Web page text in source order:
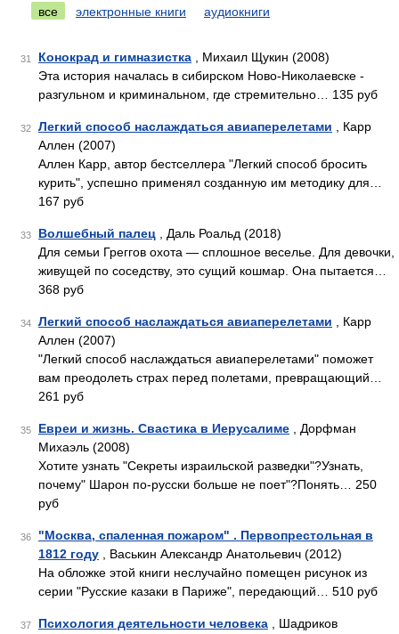
все
электронные книги аудиокниги
31 Конокрад и гимназистка , Михаил Щукин (2008)
Эта история началась в сибирском Ново-Николаевске -
разгульном и криминальном, где стремительно… 135 руб
32 Легкий способ наслаждаться авиаперелетами , Карр
Аллен (2007)
Аллен Карр, автор бестселлера "Легкий способ бросить
курить", успешно применял созданную им методику для…
167 руб
33 Волшебный палец , Даль Роальд (2018)
Для семьи Греггов охота — сплошное веселье. Для девочки,
живущей по соседству, это сущий кошмар. Она пытается…
368 руб
34 Легкий способ наслаждаться авиаперелетами , Карр
Аллен (2007)
"Легкий способ наслаждаться авиаперелетами" поможет
вам преодолеть страх перед полетами, превращающий…
261 руб
35 Евреи и жизнь. Свастика в Иерусалиме , Дорфман
Михаэль (2008)
Хотите узнать "Секреты израильской разведки"?Узнать,
почему" Шарон по-русски больше не поет"?Понять… 250
руб
36
"Москва, спаленная пожаром" . Первопрестольная в
1812 году , Васькин Александр Анатольевич (2012)
На обложке этой книги неслучайно помещен рисунок из
серии "Русские казаки в Париже", передающий… 510 руб
37 Психология деятельности человека , Шадриков